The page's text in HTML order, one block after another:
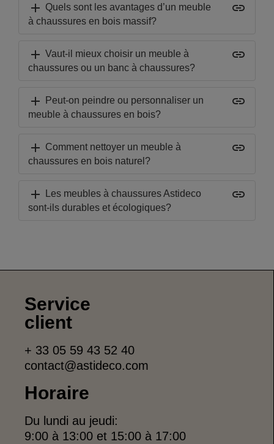
add Quels sont les avantages d’un meuble
à chaussures en bois massif?
insert_link
add Vaut-il mieux choisir un meuble à
chaussures ou un banc à chaussures?
insert_link
add
Peut-on peindre ou personnaliser un
meuble à chaussures en bois?
insert_link
add Comment nettoyer un meuble à
chaussures en bois naturel?
insert_link
add
Les meubles à chaussures Astideco
sont-ils durables et écologiques?
insert_link
Service
client
+ 33 05 59 43 52 40
contact@astideco.com
Horaire
Du lundi au jeudi:
9:00 à 13:00 et 15:00 à 17:00